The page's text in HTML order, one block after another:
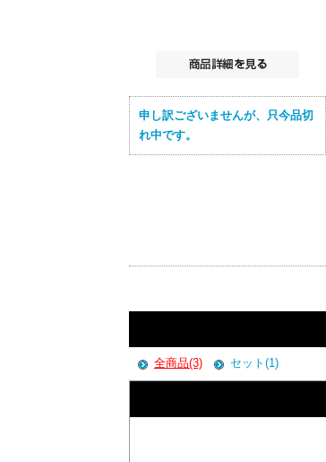
申し訳ございませんが、只今品切
れ中です。
全商品(3) セット(1)